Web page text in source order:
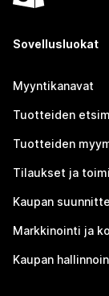
Sovellusluokat
Myyntikanavat
Tuotteiden
Tuotteiden
Tilaukset ja
Kaupan
Markkinointi ja
Kaupan